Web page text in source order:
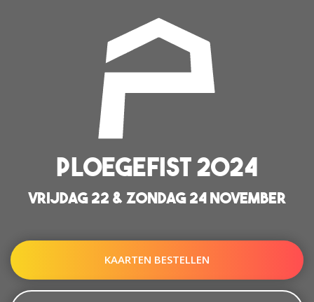
PLOEGEFIST 2024
VRIJDAG 22 & ZONDAG 24 NOVEMBER
KAARTEN BESTELLEN